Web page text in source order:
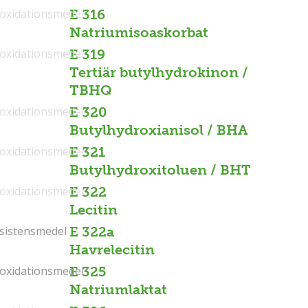
E 316
Natriumisoaskorbat
E 319
Tertiär butylhydrokinon /
TBHQ
E 320
Butylhydroxianisol / BHA
E 321
Butylhydroxitoluen / BHT
E 322
Lecitin
E 322a
Havrelecitin
E 325
Natriumlaktat